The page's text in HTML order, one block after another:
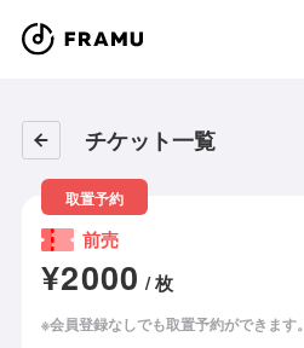
チケット一覧
取置予約
前売
¥2000 / 枚
※会員登録なしでも取置予約ができます。